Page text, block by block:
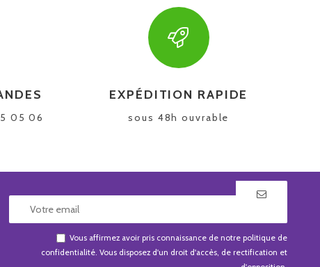
05 06
EXPÉDITION RAPIDE
sous 48h ouvrable
Vous affirmez avoir pris connaissance de notre politique de
confidentialité. Vous disposez d'un droit d'accès, de rectification et